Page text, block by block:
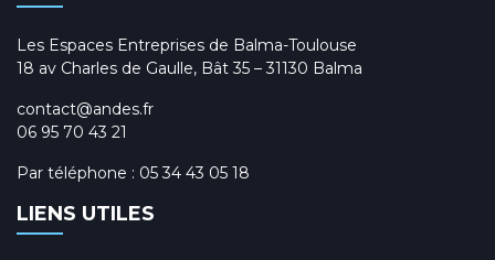
Les Espaces Entreprises de Balma-Toulouse
18 av Charles de Gaulle, Bât 35 – 31130 Balma
contact@andes.fr
06 95 70 43 21
Par téléphone : 05 34 43 05 18
LIENS UTILES